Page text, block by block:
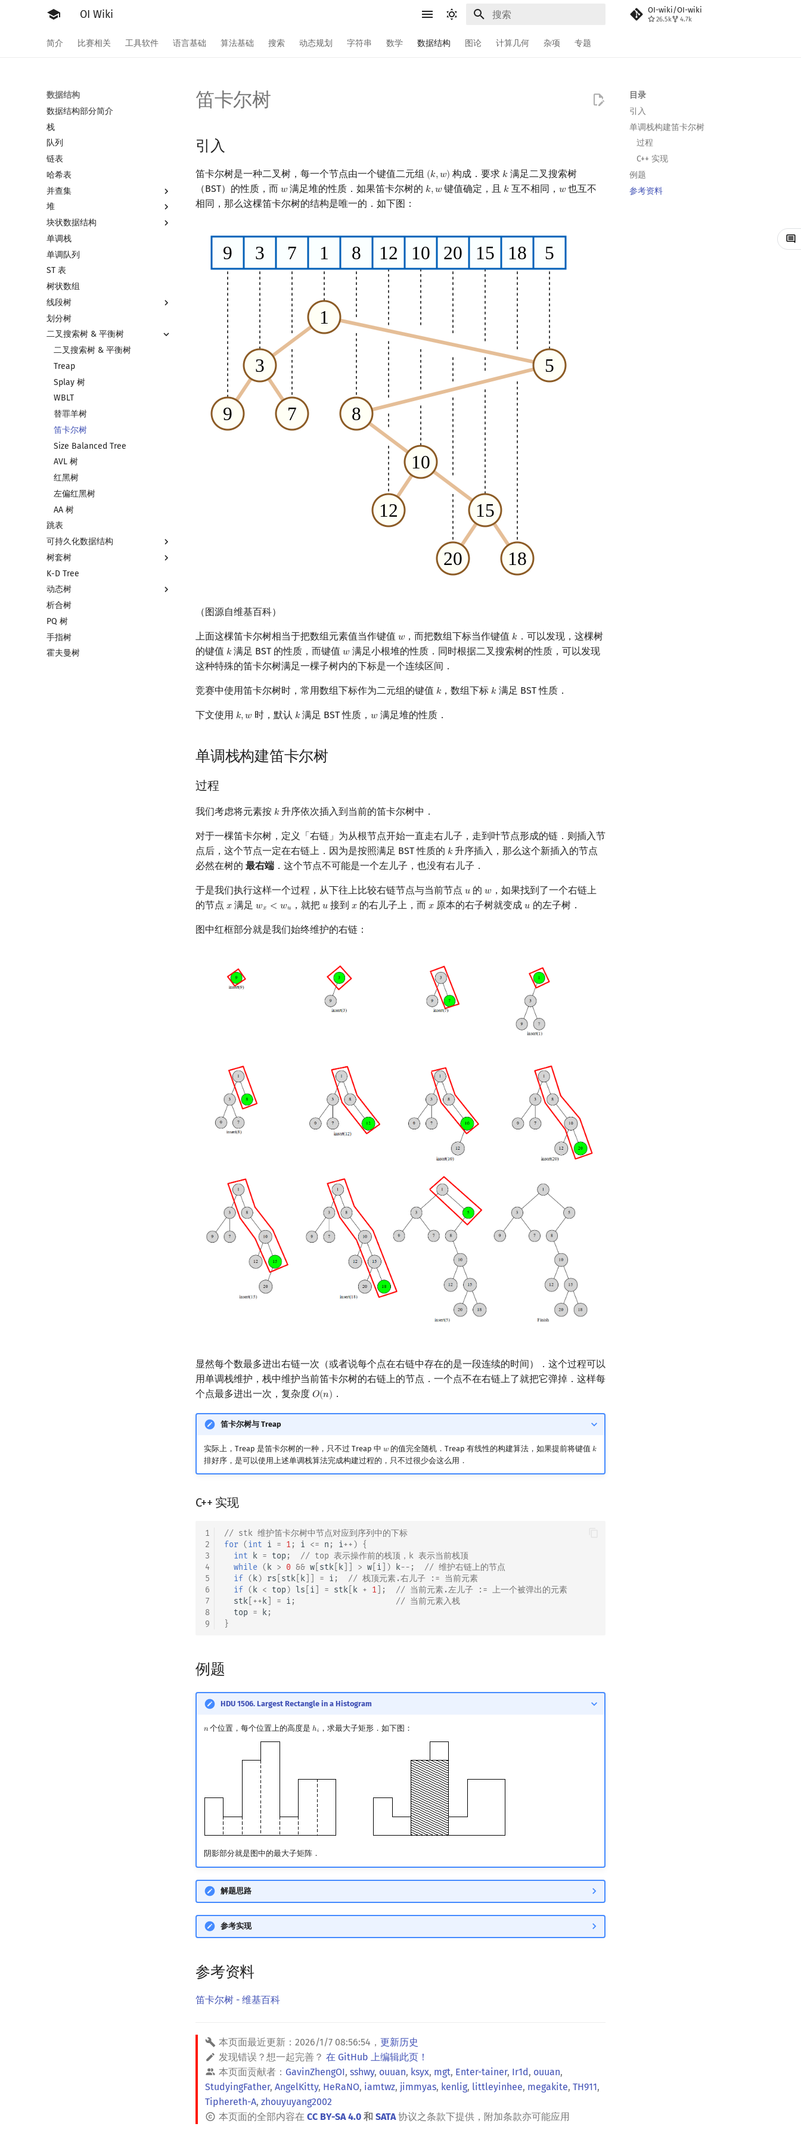
OI Wiki OI-wiki/OI-wiki
26.5k 4.7k
简介 比赛相关 工具软件 语言基础 算法基础 搜索 动态规划 字符串 数学 数据结构 图论 计算几何 杂项 专题
数据结构
数据结构部分简介
栈
队列
链表
哈希表
并查集
并查集
并查集复杂度
堆
堆简介
二叉堆
配对堆
左偏树
块状数据结构
分块思想
块状数组
块状链表
树分块
Sqrt Tree
单调栈
单调队列
ST 表
树状数组
线段树
线段树基础
线段树合并 & 分裂
李超线段树
猫树
区间最值操作 & 区间历史最值
Kinetic Tournament Tree
划分树
二叉搜索树 & 平衡树
二叉搜索树 & 平衡树
Treap
Splay 树
WBLT
替罪羊树
笛卡尔树
Size Balanced Tree
AVL 树
红黑树
左偏红黑树
AA 树
跳表
可持久化数据结构
可持久化数据结构简介
可持久化线段树
可持久化块状数组
可持久化平衡树
可持久化字典树
可持久化可并堆
树套树
线段树套线段树
平衡树套线段树
线段树套平衡树
树状数组套权值线段树
分块套树状数组
K-D Tree
动态树
Link Cut Tree
全局平衡二叉树
Euler Tour Tree
Top Tree
析合树
PQ 树
手指树
霍夫曼树
目录
引入
单调栈构建笛卡尔树
过程
C++ 实现
例题
参考资料
笛卡尔树
引入
笛卡尔树是一种二叉树，每一个节点由一个键值二元组 (𝑘,𝑤)
(k,w) 构成．要求 𝑘
k 满足二叉搜索树
（BST）的性质，而 𝑤
w 满足堆的性质．如果笛卡尔树的 𝑘,𝑤
k,w 键值确定，且 𝑘
k 互不相同， 𝑤
w 也互不
相同，那么这棵笛卡尔树的结构是唯一的．如下图：
（图源自维基百科）
上面这棵笛卡尔树相当于把数组元素值当作键值 𝑤
w ，而把数组下标当作键值 𝑘
k ．可以发现，这棵树
的键值 𝑘
k 满足 BST 的性质，而键值𝑤
w 满足小根堆的性质．同时根据二叉搜索树的性质，可以发现
这种特殊的笛卡尔树满足一棵子树内的下标是一个连续区间．
竞赛中使用笛卡尔树时，常用数组下标作为二元组的键值 𝑘
k ，数组下标 𝑘
k 满足 BST 性质．
下文使用 𝑘,𝑤
k,w 时，默认 𝑘
k 满足 BST 性质，𝑤
w 满足堆的性质．
单调栈构建笛卡尔树
过程
我们考虑将元素按 𝑘
k 升序依次插入到当前的笛卡尔树中．
对于一棵笛卡尔树，定义「右链」为从根节点开始一直走右儿子，走到叶节点形成的链．则插入节
点后，这个节点一定在右链上．因为是按照满足 BST 性质的 𝑘
k 升序插入，那么这个新插入的节点
必然在树的 最右端 ．这个节点不可能是一个左儿子，也没有右儿子．
于是我们执行这样一个过程，从下往上比较右链节点与当前节点 𝑢
u 的𝑤
w ，如果找到了一个右链上
的节点 𝑥
x 满足𝑤𝑥 < 𝑤𝑢
wx <w u ，就把 𝑢
u 接到𝑥
x 的右儿子上，而𝑥
x 原本的右子树就变成𝑢
u 的左子树．
图中红框部分就是我们始终维护的右链：
显然每个数最多进出右链一次（或者说每个点在右链中存在的是一段连续的时间）．这个过程可以
用单调栈维护，栈中维护当前笛卡尔树的右链上的节点．一个点不在右链上了就把它弹掉．这样每
个点最多进出一次，复杂度 𝑂(𝑛)
O(n) ．
笛卡尔树与 Treap
实际上，Treap 是笛卡尔树的一种，只不过 Treap 中 𝑤
w的值完全随机．Treap 有线性的构建算法，如果提前将键值 𝑘
k
排好序，是可以使用上述单调栈算法完成构建过程的，只不过很少会这么用．
C++ 实现
1
2
3
4
5
6
7
8
9
// stk 维护笛卡尔树中节点对应到序列中的下标
for (int i = 1 ; i <= n ; i++) {
int
k = top ;
// top 表示操作前的栈顶，k 表示当前栈顶
while ( k > 0 && w stk k > w i ]) k-- ;
// 维护右链上的节点
if ( k) rs stk k = i ;
// 栈顶元素.右儿子 := 当前元素
if ( k < top) ls i = stk k + 1 ];
// 当前元素.左儿子 := 上一个被弹出的元素
stk ++ k = i ;
// 当前元素入栈
top = k;
}
例题
HDU 1506. Largest Rectangle in a Histogram
𝑛
n个位置，每个位置上的高度是 ℎ𝑖
hi ，求最大子矩形．如下图：
阴影部分就是图中的最大子矩阵．
解题思路
参考实现
参考资料
笛卡尔树 - 维基百科
本页面最近更新： 2026/1/7 08:56:54 ， 更新历史
发现错误？想一起完善？ 在 GitHub 上编辑此页！
本页面贡献者： GavinZhengOI, sshwy, ouuan, ksyx, mgt, Enter-tainer, Ir1d, ouuan,
StudyingFather, AngelKitty, HeRaNO, iamtwz, jimmyas, kenlig, littleyinhee, megakite, TH911,
Tiphereth-A, zhouyuyang2002
本页面的全部内容在 CC BY-SA 4.0 和 SATA协议之条款下提供，附加条款亦可能应用